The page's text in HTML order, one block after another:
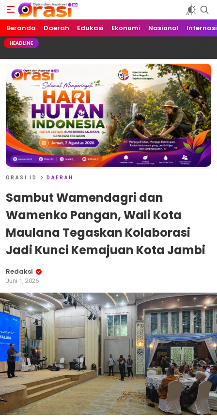
Orasi.ID
Opini dan Aspirasi!
Beranda Daerah Edukasi Ekonomi Nasional
HEADLINE
ORASI.ID DAERAH
Sambut Wamendagri dan
Wamenko Pangan, Wali Kota
Maulana Tegaskan Kolaborasi
Jadi Kunci Kemajuan Kota Jambi
Redaksi
Juni 1, 2026